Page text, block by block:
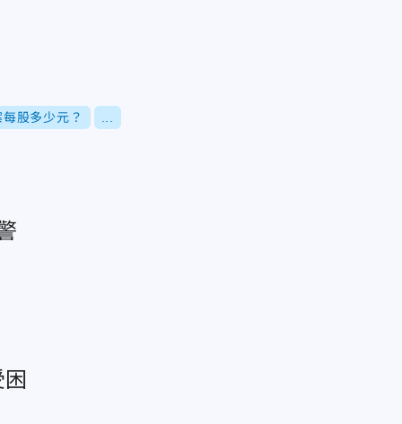
股多少元？